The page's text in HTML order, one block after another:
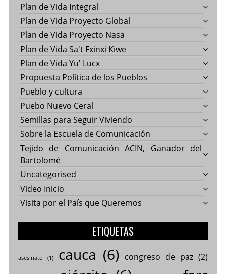
Plan de Vida Integral
Plan de Vida Proyecto Global
Plan de Vida Proyecto Nasa
Plan de Vida Sa't Fxinxi Kiwe
Plan de Vida Yu' Lucx
Propuesta Política de los Pueblos
Pueblo y cultura
Puebo Nuevo Ceral
Semillas para Seguir Viviendo
Sobre la Escuela de Comunicación
Tejido de Comunicación ACIN, Ganador del
Bartolomé
Uncategorised
Video Inicio
Visita por el País que Queremos
ETIQUETAS
asesinato (1) cauca (6) congreso de paz(2)